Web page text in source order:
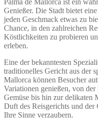
Palma de Mallorca ist ein
Genießer. Die Stadt bietet
jeden Geschmack etwas zu
Chance, in den zahlreichen
Köstlichkeiten zu probieren
erleben.
Eine der bekanntesten
traditionelles Gericht aus der
Mallorca können Besucher
Variationen genießen, von
Gemüse bis hin zur delikaten
Duft des Reisgerichts und der
Ihre Sinne verzaubern.